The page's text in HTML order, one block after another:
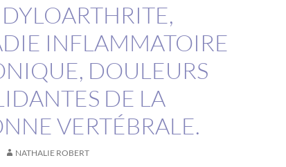
INFLAMMATOIRE
DOULEURS
DE LA
VERTÉBRALE.
NATHALIE ROBERT